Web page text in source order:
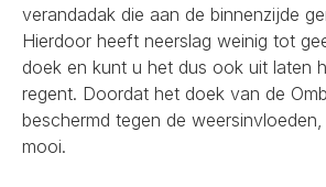
verandadak die aan de binnenzijde
Hierdoor heeft neerslag weinig tot
doek en kunt u het dus ook uit laten
regent. Doordat het doek van de
beschermd tegen de
mooi.